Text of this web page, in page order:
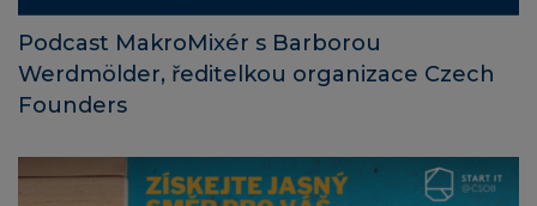
Podcast MakroMixér s Barborou
Werdmölder, ředitelkou organizace Czech
Founders